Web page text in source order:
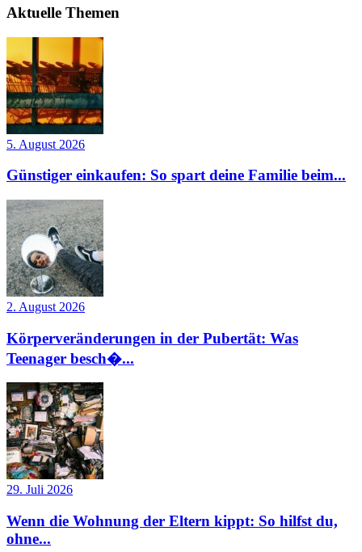
Aktuelle Themen
5. August 2026
Günstiger einkaufen: So spart deine Familie beim...
2. August 2026
Körperveränderungen in der Pubertät: Was
Teenager besch�...
29. Juli 2026
Wenn die Wohnung der Eltern kippt: So hilfst du,
ohne...